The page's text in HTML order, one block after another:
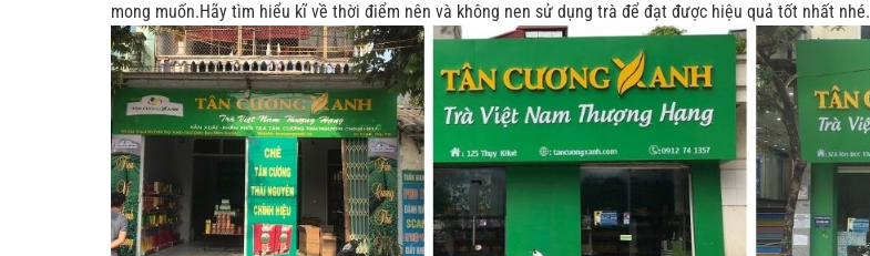
mong muốn.Hãy tìm hiểu kĩ về thời điểm nên và không nen sử dụng trà để đạt được hiệu quả tốt nhất nhé.